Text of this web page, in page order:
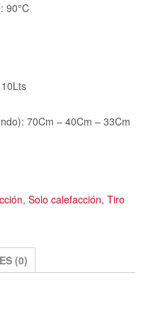
90°C
70Cm – 40Cm – 33Cm
, Solo calefacción, Tiro
(0)